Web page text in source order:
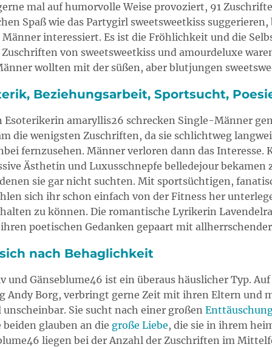
mal auf humorvolle Weise provoziert, 91
Spaß wie das Partygirl sweetsweetkiss
interessiert. Es ist die Fröhlichkeit und die
von sweetsweetkiss und amourdeluxe
wollten mit der süßen, aber blutjungen
Beziehungsarbeit, Sportsucht,
Esoterikerin amaryllis26 schrecken Single-Männer
die wenigsten Zuschriften, da sie schlichtweg
fernzusehen. Männer verloren dann das Interesse.
Ästhetin und Luxusschnepfe belledejour
sie gar nicht suchten. Mit sportsüchtigen,
sich ihr schon einfach von der Fitness her
zu können. Die romantische Lyrikerin
poetischen Gedanken gepaart mit
nach Behaglichkeit
Gänseblume46 ist ein überaus häuslicher Typ.
Andy Borg, verbringt gerne Zeit mit ihren Eltern und
Sie sucht nach einer großen
glauben an die große Liebe, die sie in ihrem
liegen bei der Anzahl der Zuschriften im